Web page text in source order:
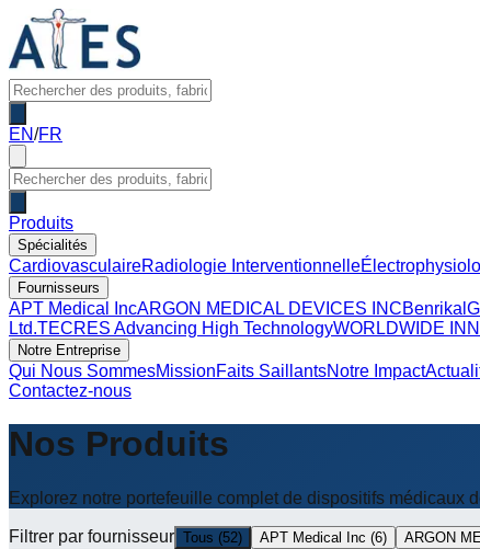
EN/FR
Produits
Spécialités
CardiovasculaireRadiologie Interventionnelle
Fournisseurs
APT Medical IncARGON MEDICAL DEVICES INCBenrikal
Ltd.TECRES Advancing High TechnologyWORLDWIDE
Notre Entreprise
Qui Nous SommesMissionFaits SaillantsNotre Impact
Contactez-nous
Nos Produits
Explorez notre portefeuille complet de dispositifs médicaux
Filtrer par fournisseur Tous (52) APT Medical Inc (6) ARGON